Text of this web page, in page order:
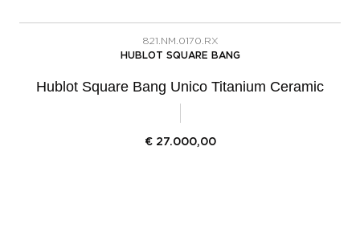
821.NM.0170.RX
HUBLOT SQUARE BANG
Hublot Square Bang Unico Titanium Ceramic
€ 27.000,00